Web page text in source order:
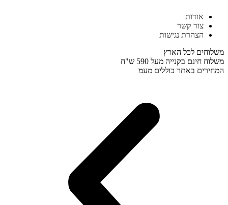
לתוכן
אודות
צור קשר
הצהרת נגישות
משלוחים לכל הארץ
משלוח חינם בקנייה מעל 590 ש"ח
המחירים באתר כוללים מעמ